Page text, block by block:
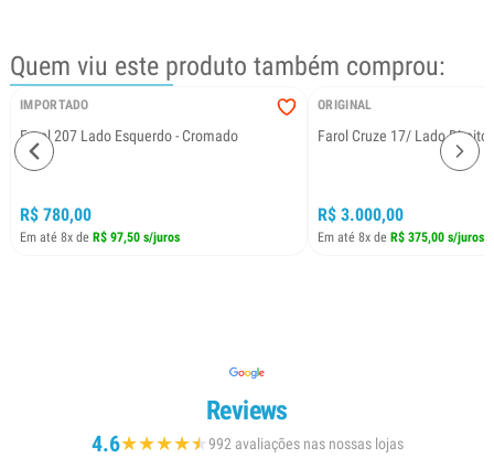
Quem viu este produto também comprou:
IMPORTADO
Farol 207 Lado Esquerdo - Cromado
R$ 780,00
Em até 8x de R$ 97,50 s/juros
ORIGINAL
Farol Cruze 17/ Lado Direito
R$ 3.000,00
Em até 8x de R$ 375,00 s/juros
Reviews
4.6★★★★★
★992 avaliações nas nossas lojas